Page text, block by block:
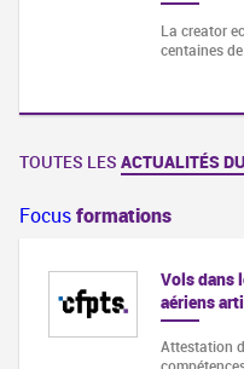
La creator
centaines
TOUTES LES ACTUALITÉS
Focusformations
Vols dans
aériens
Attestation